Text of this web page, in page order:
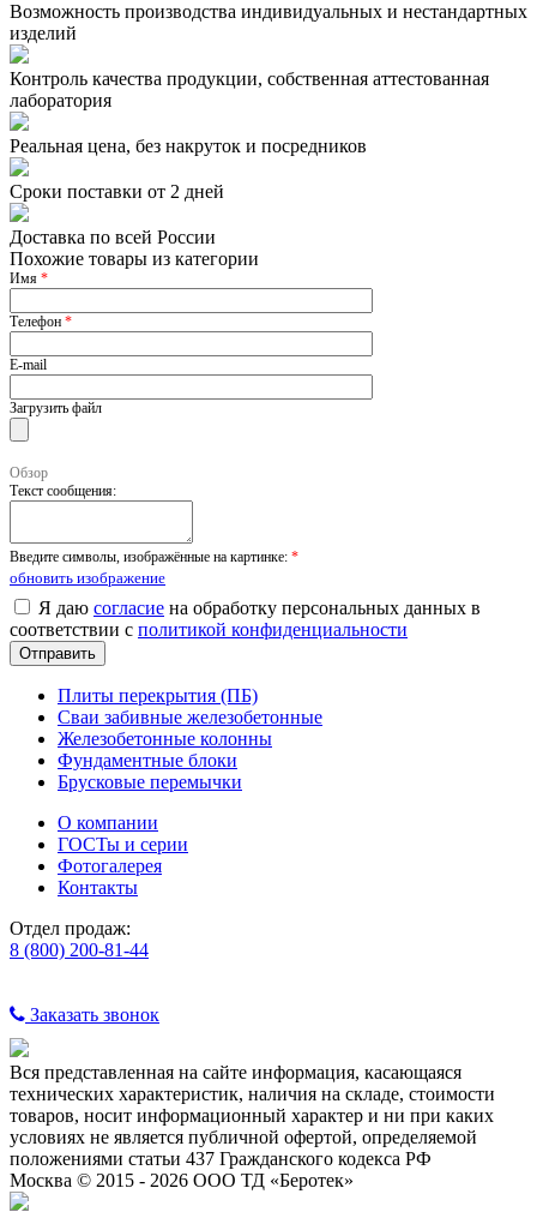
Возможность производства индивидуальных и нестандартных
изделий
Контроль качества продукции, собственная аттестованная
лаборатория
Реальная цена, без накруток и посредников
Сроки поставки от 2 дней
Доставка по всей России
Похожие товары из категории
Имя *
Телефон *
E-mail
Загрузить файл
Обзор
Текст сообщения:
Введите символы, изображённые на картинке: *
обновить изображение
Я даю согласие на обработку персональных данных в
соответствии с политикой конфиденциальности
Плиты перекрытия (ПБ)
Сваи забивные железобетонные
Железобетонные колонны
Фундаментные блоки
Брусковые перемычки
О компании
ГОСТы и серии
Фотогалерея
Контакты
Отдел продаж:
8 (800) 200-81-44
Заказать звонок
Вся представленная на сайте информация, касающаяся
технических характеристик, наличия на складе, стоимости
товаров, носит информационный характер и ни при каких
условиях не является публичной офертой, определяемой
положениями статьи 437 Гражданского кодекса РФ
Москва © 2015 - 2026 ООО ТД «Беротек»